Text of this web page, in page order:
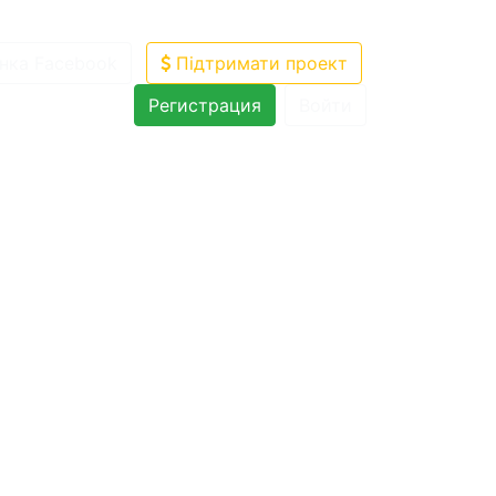
Підтримати проект
Регистрация